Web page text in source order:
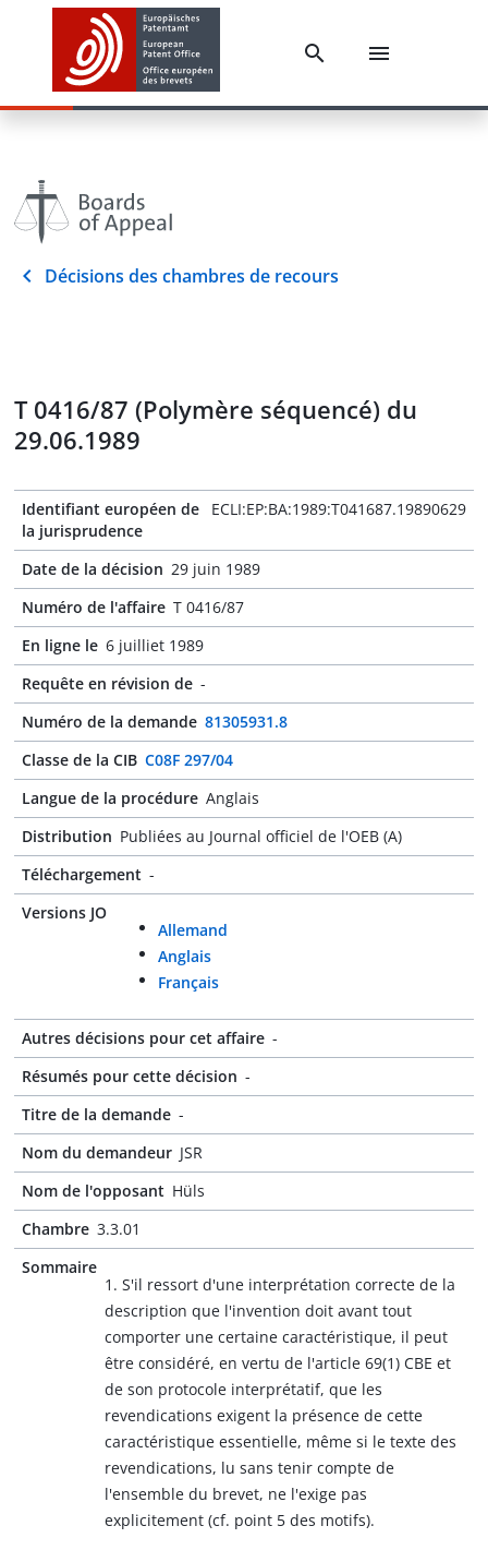
Décisions des chambres de recours
T 0416/87 (Polymère séquencé) du
29.06.1989
Identifiant européen de
la jurisprudence
ECLI:EP:BA:1989:T041687.19890629
Date de la décision 29 juin 1989
Numéro de l'affaire T 0416/87
En ligne le 6 juilliet 1989
Requête en révision de -
Numéro de la demande 81305931.8
Classe de la CIB C08F 297/04
Langue de la procédure Anglais
Distribution Publiées au Journal officiel de l'OEB (A)
Téléchargement -
Versions JO
Allemand
Anglais
Français
Autres décisions pour cet affaire -
Résumés pour cette décision -
Titre de la demande -
Nom du demandeur JSR
Nom de l'opposant Hüls
Chambre 3.3.01
Sommaire
1. S'il ressort d'une interprétation correcte de la
description que l'invention doit avant tout
comporter une certaine caractéristique, il peut
être considéré, en vertu de l'article 69(1) CBE et
de son protocole interprétatif, que les
revendications exigent la présence de cette
caractéristique essentielle, même si le texte des
revendications, lu sans tenir compte de
l'ensemble du brevet, ne l'exige pas
explicitement (cf. point 5 des motifs).